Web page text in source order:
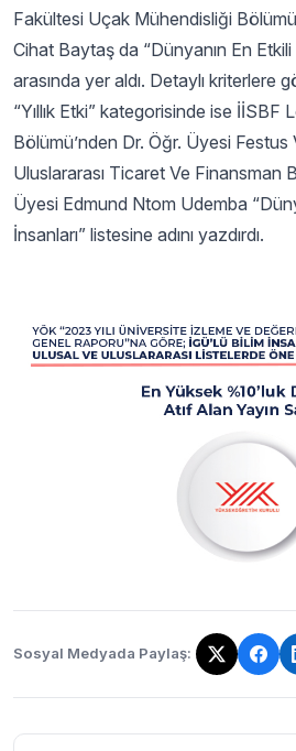
Fakültesi Uçak Mühendisliği
Cihat Baytaş da “Dünyanın En Etkili
arasında yer aldı. Detaylı kriterlere
“Yıllık Etki” kategorisinde ise İİSBF
Bölümü’nden Dr. Öğr. Üyesi
Uluslararası Ticaret Ve Finansman
Üyesi Edmund Ntom Udemba
İnsanları” listesine adını yazdırdı.
Sosyal Medyada Paylaş:
Bağlantı kopyalandı!